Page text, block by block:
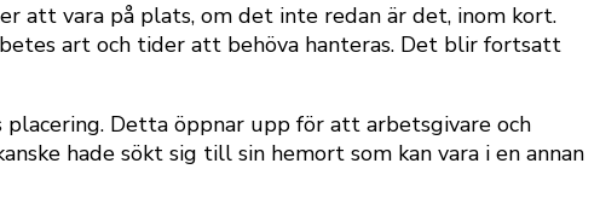
att vara på plats, om det inte redan är det, inom kort.
art och tider att behöva hanteras. Det blir fortsatt
Detta öppnar upp för att arbetsgivare och
hade sökt sig till sin hemort som kan vara i en annan